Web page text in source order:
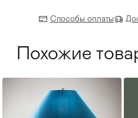
Способы оплаты
Похожие